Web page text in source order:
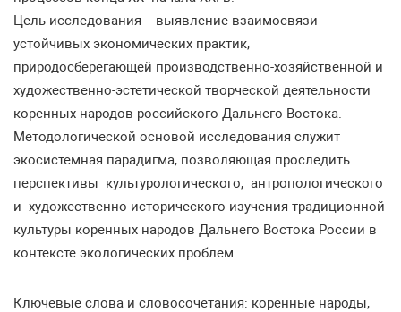
Цель исследования – выявление взаимосвязи
устойчивых экономических практик,
природосберегающей производственно-хозяйственной и
художественно-эстетической творческой деятельности
коренных народов российского Дальнего Востока.
Методологической основой исследования служит
экосистемная парадигма, позволяющая проследить
перспективы культурологического, антропологического
и художественно-исторического изучения традиционной
культуры коренных народов Дальнего Востока России в
контексте экологических проблем.
Ключевые слова и словосочетания: коренные народы,